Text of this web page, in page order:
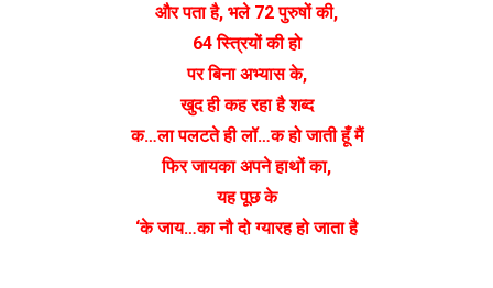
और पता है, भले 72 पुरुषों की,
64 स्त्रियों की हो
पर बिना अभ्यास के,
खुद ही कह रहा है शब्द
क…ला पलटते ही लॉ…क हो जाती हूँ मैं
फिर जायका अपने हाथों का,
यह पूछ के
‘के जाय…का नौ दो ग्यारह हो जाता है